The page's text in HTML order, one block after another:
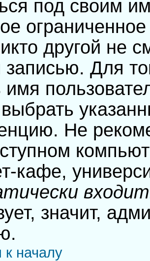
под своим
другой не
записью. Для
имя
Не
кафе,
значит,
к началу